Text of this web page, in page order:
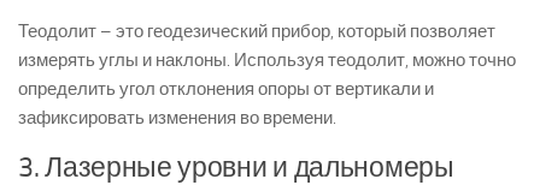
Теодолит – это геодезический прибор, который позволяет
измерять углы и наклоны. Используя теодолит, можно точно
определить угол отклонения опоры от вертикали и
зафиксировать изменения во времени.
3. Лазерные уровни и дальномеры